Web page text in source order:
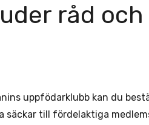
råd
uppfödarklubb kan du
säckar till fördelaktiga